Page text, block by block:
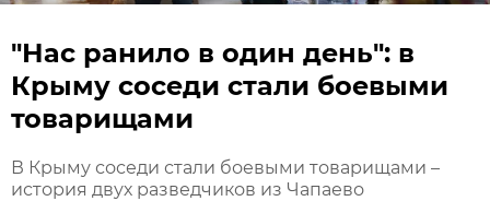
"Нас ранило в один день": в
Крыму соседи стали боевыми
товарищами
В Крыму соседи стали боевыми товарищами –
история двух разведчиков из Чапаево